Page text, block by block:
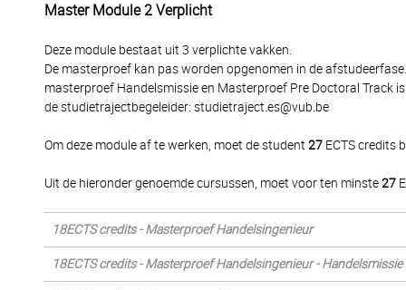
Master Module 2 Verplicht
Deze module bestaat uit 3 verplichte vakken.
De masterproef kan pas worden opgenomen in de
masterproef Handelsmissie en Masterproef Pre Doctoral Track
de studietrajectbegeleider: studietraject.es@vub.be
Om deze module af te werken, moet de student 27 ECTS credits
Uit de hieronder genoemde cursussen, moet voor ten minste27
18ECTS credits - Masterproef Handelsingenieur
18ECTS credits - Masterproef Handelsingenieur - Handelsmissie